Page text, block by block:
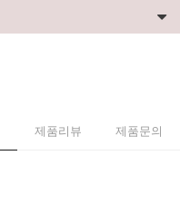
제품리뷰 제품문의